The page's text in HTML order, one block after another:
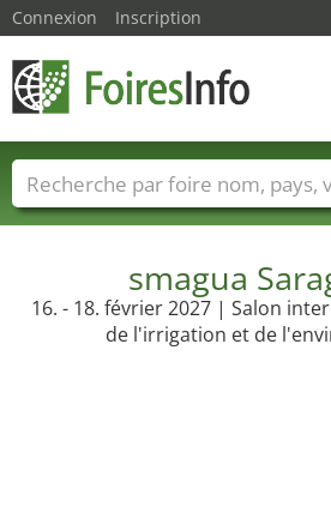
smagua
16. - 18. février 2027 | Salon
de l'irrigation et de
Connexion Inscription
Foire noms Pays Villes